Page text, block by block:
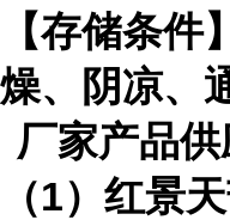
【存储条件
燥、阴凉、
厂家产品供
（1）红景